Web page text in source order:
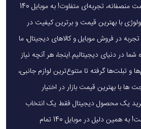
یک خرید هوشمندانه ، قیمت منصفانه، تجربه‌ای متفاوت! به موبایل 140
با بهترین قیمت و برترین کیفیت در
شماست! با 28 سال تجربه در فروش موبایل و کالاهای دیجیتال، ما
شما در دنیای دیجیتالیم.اینجا، هر آنچه نیاز
و تبلت‌ها گرفته تا متنوع‌ترین لوازم جانبی،
ها با بهترین قیمت بازار در اختیار
یک محصول دیجیتال فقط یک انتخاب
نیست، بلکه یک تجربه است! به همین دلیل در موبایل 140 تمام